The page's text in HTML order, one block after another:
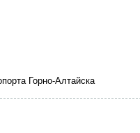
Горно-Алтайска